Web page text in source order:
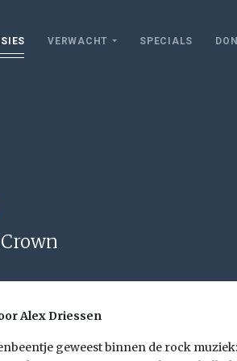
VERWACHT SPECIALS
Alex Driessen
geweest binnen de rock